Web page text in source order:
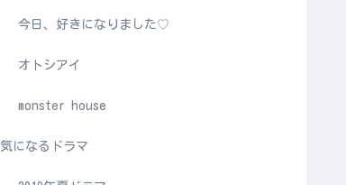
今日、好きになりました♡
オトシアイ
monster house
気になるドラマ